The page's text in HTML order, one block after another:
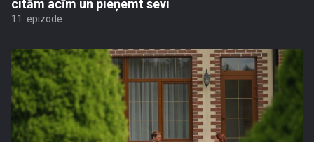
citām acīm un pieņemt sevi
11. epizode